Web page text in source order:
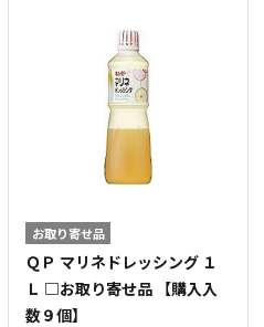
お取り寄せ品
ＱＰ マリネドレッシング １
Ｌ □お取り寄せ品 【購入入
数９個】